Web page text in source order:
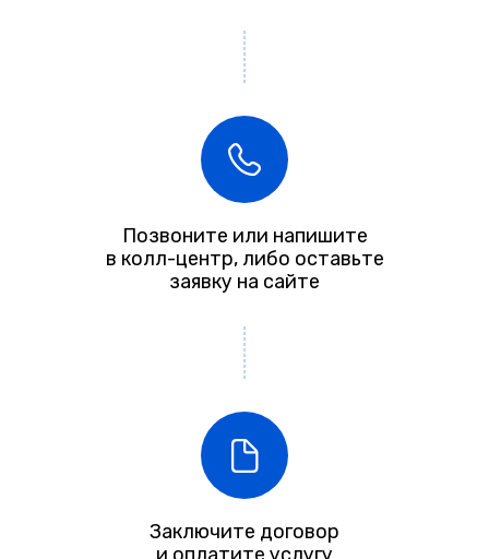
Позвоните или напишите
в колл-центр, либо оставьте
заявку на сайте
Заключите договор